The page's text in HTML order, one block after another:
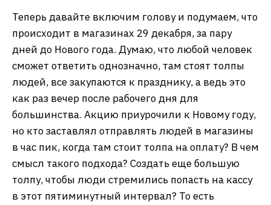
Теперь давайте включим голову и подумаем, что
происходит в магазинах 29 декабря, за пару
дней до Нового года. Думаю, что любой человек
сможет ответить однозначно, там стоят толпы
людей, все закупаются к празднику, а ведь это
как раз вечер после рабочего дня для
большинства. Акцию приурочили к Новому году,
но кто заставлял отправлять людей в магазины
в час пик, когда там стоит толпа на оплату? В чем
смысл такого подхода? Создать еще большую
толпу, чтобы люди стремились попасть на кассу
в этот пятиминутный интервал? То есть